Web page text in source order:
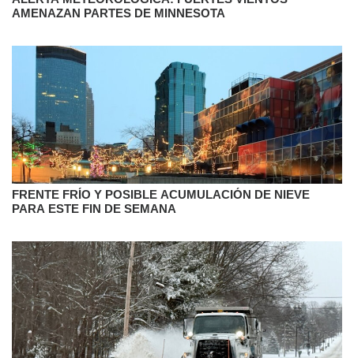
AMENAZAN PARTES DE MINNESOTA
FRENTE FRÍO Y POSIBLE ACUMULACIÓN DE NIEVE
PARA ESTE FIN DE SEMANA